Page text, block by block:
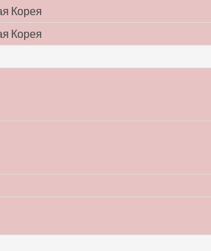
Корея
Корея